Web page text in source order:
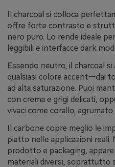
Il charcoal si colloca
offre forte contrasto e
nero puro. Lo rende ideale
leggibili e interfacce dark
Essendo neutro, il charcoal
qualsiasi colore accent—dai
ad alta saturazione. Puoi
con crema e grigi delicati,
vivaci come corallo, agrumato
Il carbone copre meglio le
piatto nelle applicazioni
prodotto e packaging,
materiali diversi, soprattutto